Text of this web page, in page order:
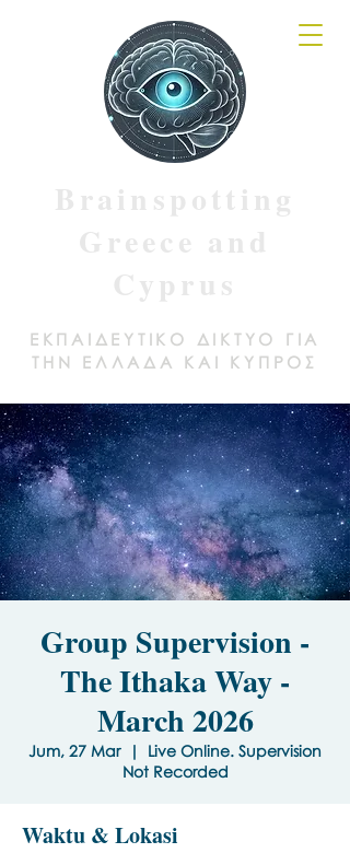
ΕΚΠΑΙΔΕΥΤΙΚΟ ΔΙΚΤΥΟ ΓΙΑ
ΤΗΝ ΕΛΛΑΔΑ ΚΑΙ ΚΥΠΡΟΣ
Group Supervision -
The Ithaka Way -
March 2026
Jum, 27 Mar
  |
Live Online. Supervision
Not Recorded
Waktu & Lokasi